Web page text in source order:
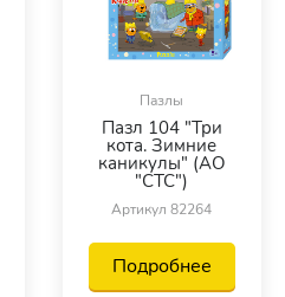
Пазлы
Пазл 104 "Три
кота. Зимние
каникулы" (АО
"СТС")
Артикул 82264
Подробнее